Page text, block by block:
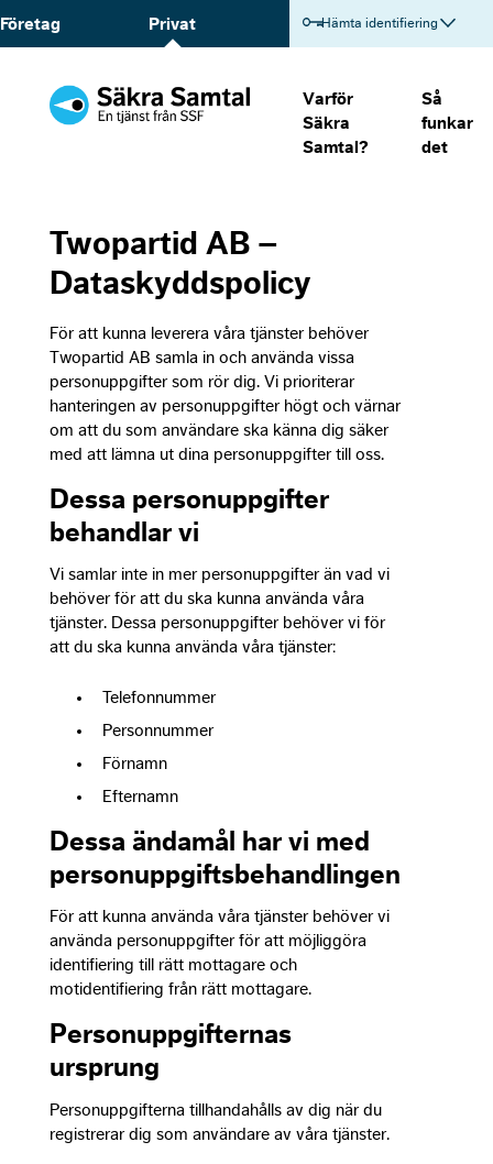
Företag Privat Hämta identifiering
Varför
Säkra
Samtal?
Så
funkar
det
Twopartid AB –
Dataskyddspolicy
För att kunna leverera våra tjänster behöver
Twopartid AB samla in och använda vissa
personuppgifter som rör dig. Vi prioriterar
hanteringen av personuppgifter högt och värnar
om att du som användare ska känna dig säker
med att lämna ut dina personuppgifter till oss.
Dessa personuppgifter
behandlar vi
Vi samlar inte in mer personuppgifter än vad vi
behöver för att du ska kunna använda våra
tjänster. Dessa personuppgifter behöver vi för
att du ska kunna använda våra tjänster:
Telefonnummer
Personnummer
Förnamn
Efternamn
Dessa ändamål har vi med
personuppgiftsbehandlingen
För att kunna använda våra tjänster behöver vi
använda personuppgifter för att möjliggöra
identifiering till rätt mottagare och
motidentifiering från rätt mottagare.
Personuppgifternas
ursprung
Personuppgifterna tillhandahålls av dig när du
registrerar dig som användare av våra tjänster.